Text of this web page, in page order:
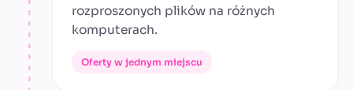
rozproszonych plików na różnych
komputerach.
Oferty w jednym miejscu